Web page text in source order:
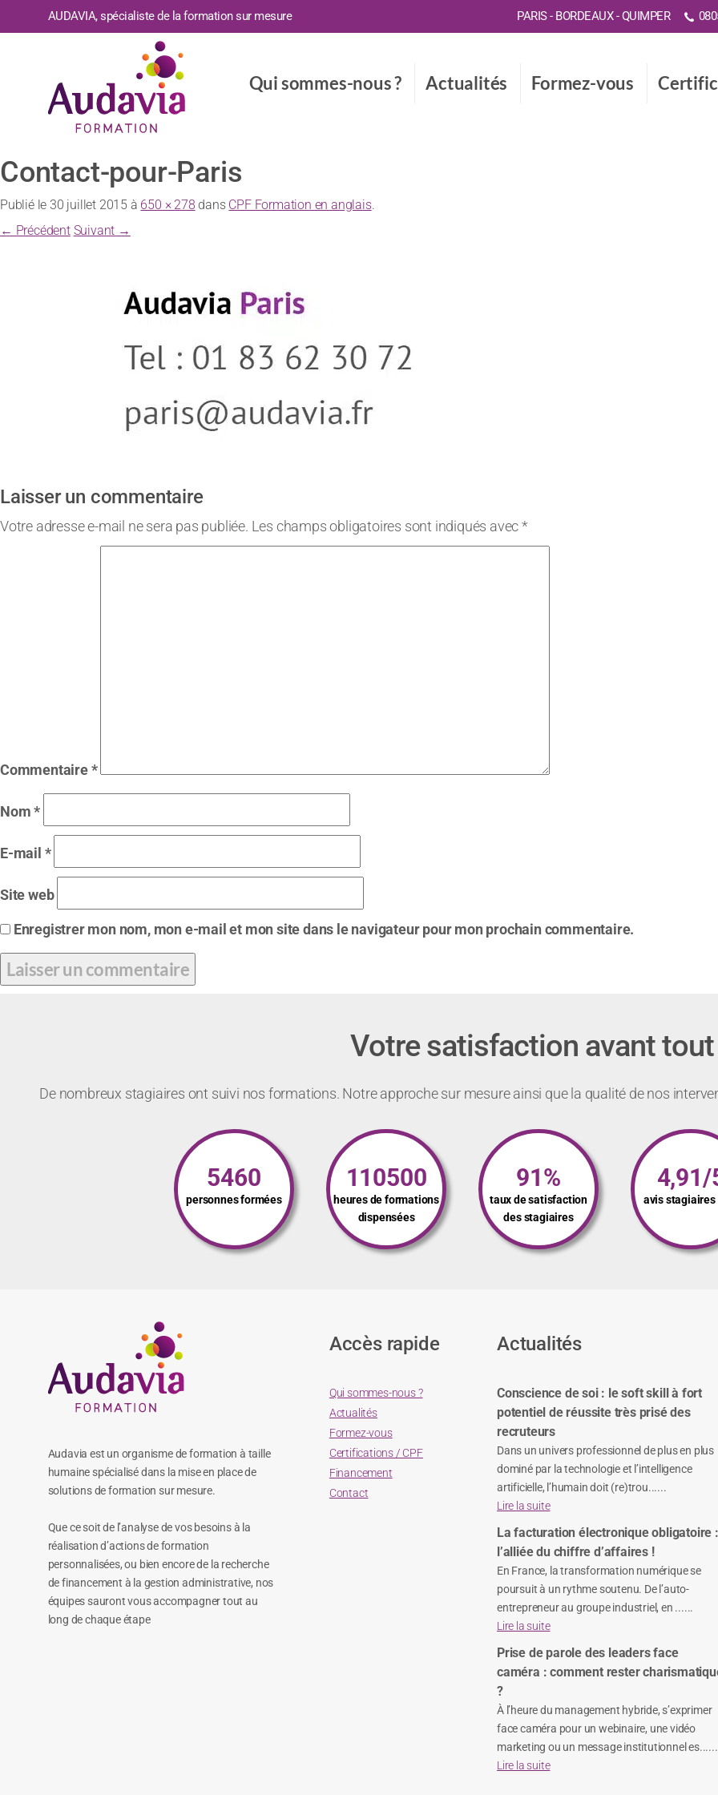
AUDAVIA, spécialiste de la formation sur mesure PARIS - BORDEAUX - QUIMPER
Qui sommes-nous ? Actualités Formez-vous
Contact-pour-Paris
Publié le 30 juillet 2015 à 650 × 278 dans CPF Formation en anglais.
← Précédent Suivant →
Laisser un commentaire
Votre adresse e-mail ne sera pas publiée. Les champs obligatoires sont indiqués avec*
Commentaire*
Nom*
E-mail *
Site web
Enregistrer mon nom, mon e-mail et mon site dans le navigateur pour mon prochain commentaire.
Votre satisfaction avant tout
De nombreux stagiaires ont suivi nos formations. Notre approche sur mesure ainsi que la qualité de nos
5460
personnes formées
110500
heures de formations
dispensées
91%
taux de satisfaction
des stagiaires
4,91/
avis stagiaires
Audavia est un organisme de formation à taille
humaine spécialisé dans la mise en place de
solutions de formation sur mesure.
Que ce soit de l’analyse de vos besoins à la
réalisation d’actions de formation
personnalisées, ou bien encore de la recherche
de financement à la gestion administrative, nos
équipes sauront vous accompagner tout au
long de chaque étape
Accès rapide
Qui sommes-nous ?
Actualités
Formez-vous
Certifications / CPF
Financement
Contact
Actualités
Conscience de soi : le soft skill à fort
potentiel de réussite très prisé des
recruteurs
Dans un univers professionnel de plus en plus
dominé par la technologie et l’intelligence
artificielle, l’humain doit (re)trou......
Lire la suite
La facturation électronique obligatoire :
l’alliée du chiffre d’affaires !
En France, la transformation numérique se
poursuit à un rythme soutenu. De l’auto-
entrepreneur au groupe industriel, en ......
Lire la suite
Prise de parole des leaders face
caméra : comment rester
?
À l’heure du management hybride, s’exprimer
face caméra pour un webinaire, une vidéo
marketing ou un message institutionnel es......
Lire la suite